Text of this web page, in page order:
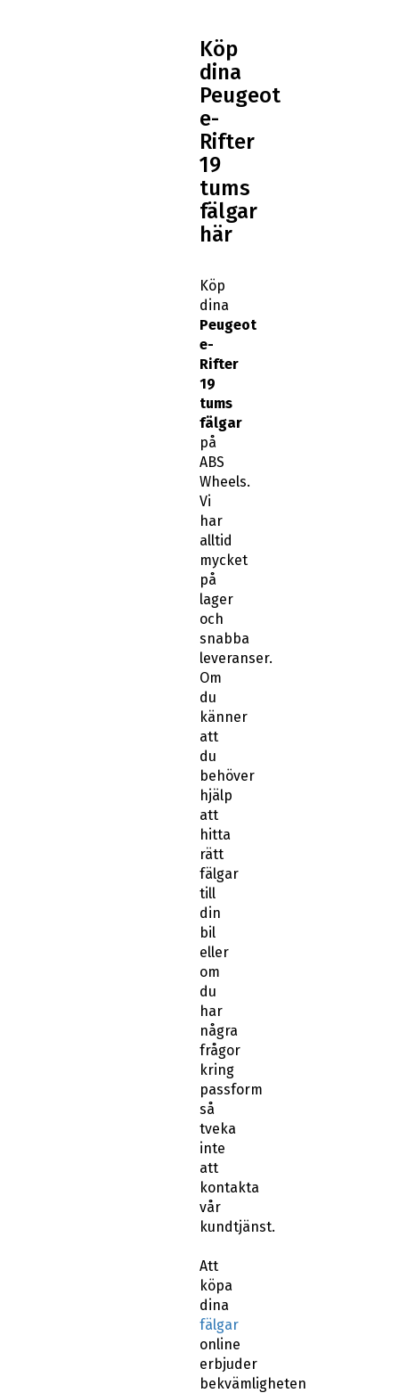
Köp
dina
Peugeot
e-
Rifter
19
tums
fälgar
här
Köp
dina
Peugeot
e-
Rifter
19
tums
fälgar
på
ABS
Wheels.
Vi
har
alltid
mycket
på
lager
och
snabba
leveranser.
Om
du
känner
att
du
behöver
hjälp
att
hitta
rätt
fälgar
till
din
bil
eller
om
du
har
några
frågor
kring
passform
så
tveka
inte
att
kontakta
vår
kundtjänst.
Att
köpa
dina
fälgar
online
erbjuder
bekvämligheten